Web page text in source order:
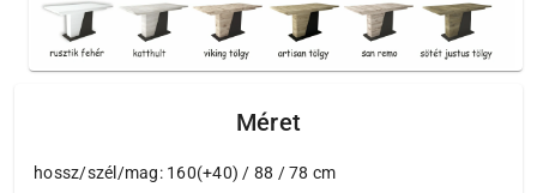
Méret
hossz/szél/mag: 160(+40) / 88 / 78 cm